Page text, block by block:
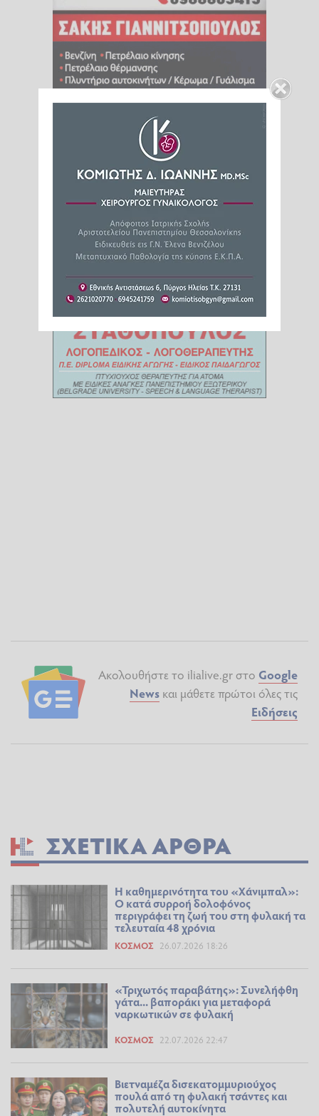
Ακολουθήστε το ilialive.gr στο Google
News και μάθετε πρώτοι όλες τις
Ειδήσεις
ΣΧΕΤΙΚΆ ΆΡΘΡΑ
Η καθημερινότητα του «Χάνιμπαλ»:
Ο κατά συρροή δολοφόνος
περιγράφει τη ζωή του στη φυλακή τα
τελευταία 48 χρόνια
ΚΌΣΜΟΣ 26.07.2026 18:26
«Τριχωτός παραβάτης»: Συνελήφθη
γάτα... βαποράκι για μεταφορά
ναρκωτικών σε φυλακή
ΚΌΣΜΟΣ 22.07.2026 22:47
Βιετναμέζα δισεκατομμυριούχος
πουλά από τη φυλακή τσάντες και
πολυτελή αυτοκίνητα